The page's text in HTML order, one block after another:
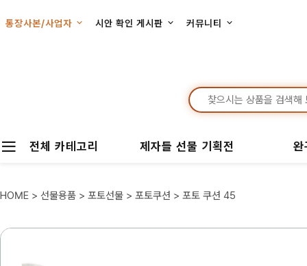
통장사본/사업자 시안 확인 게시판 커뮤니티
전체 카테고리 제자들 선물 기획전
HOME > 선물용품 > 포토선물 > 포토쿠션 > 포토 쿠션 45